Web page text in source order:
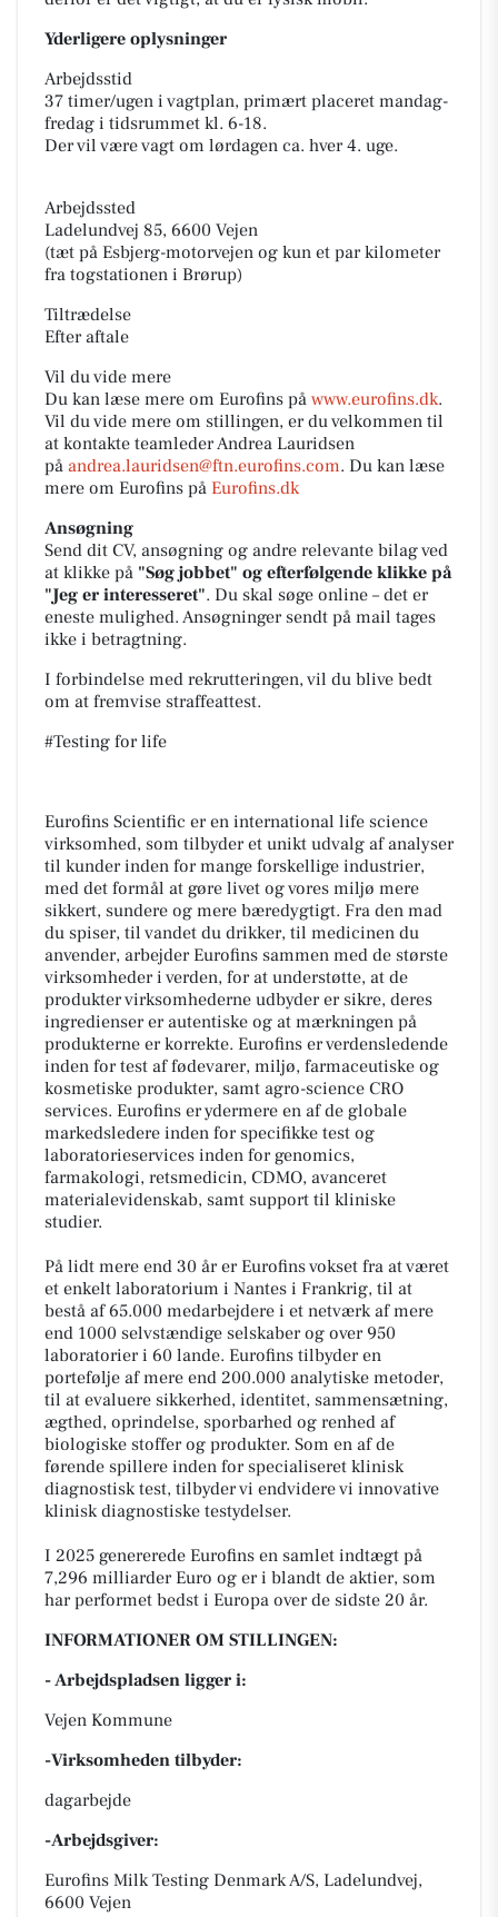
Yderligere oplysninger
Arbejdsstid
37 timer/ugen i vagtplan, primært placeret mandag-
fredag i tidsrummet kl. 6-18.
Der vil være vagt om lørdagen ca. hver 4. uge.
Arbejdssted
Ladelundvej 85, 6600 Vejen
(tæt på Esbjerg-motorvejen og kun et par kilometer
fra togstationen i Brørup)
Tiltrædelse
Efter aftale
Vil du vide mere
Du kan læse mere om Eurofins på www.eurofins.dk.
Vil du vide mere om stillingen, er du velkommen til
at kontakte teamleder Andrea Lauridsen
på andrea.lauridsen@ftn.eurofins.com. Du kan læse
mere om Eurofins på Eurofins.dk
Ansøgning
Send dit CV, ansøgning og andre relevante bilag ved
at klikke på "Søg jobbet" og efterfølgende klikke på
"Jeg er interesseret". Du skal søge online – det er
eneste mulighed. Ansøgninger sendt på mail tages
ikke i betragtning.
I forbindelse med rekrutteringen, vil du blive bedt
om at fremvise straffeattest.
#Testing for life
Eurofins Scientific er en international life science
virksomhed, som tilbyder et unikt udvalg af analyser
til kunder inden for mange forskellige industrier,
med det formål at gøre livet og vores miljø mere
sikkert, sundere og mere bæredygtigt. Fra den mad
du spiser, til vandet du drikker, til medicinen du
anvender, arbejder Eurofins sammen med de største
virksomheder i verden, for at understøtte, at de
produkter virksomhederne udbyder er sikre, deres
ingredienser er autentiske og at mærkningen på
produkterne er korrekte. Eurofins er verdensledende
inden for test af fødevarer, miljø, farmaceutiske og
kosmetiske produkter, samt agro-science CRO
services. Eurofins er ydermere en af de globale
markedsledere inden for specifikke test og
laboratorieservices inden for genomics,
farmakologi, retsmedicin, CDMO, avanceret
materialevidenskab, samt support til kliniske
studier.
På lidt mere end 30 år er Eurofins vokset fra at været
et enkelt laboratorium i Nantes i Frankrig, til at
bestå af 65.000 medarbejdere i et netværk af mere
end 1000 selvstændige selskaber og over 950
laboratorier i 60 lande. Eurofins tilbyder en
portefølje af mere end 200.000 analytiske metoder,
til at evaluere sikkerhed, identitet, sammensætning,
ægthed, oprindelse, sporbarhed og renhed af
biologiske stoffer og produkter. Som en af de
førende spillere inden for specialiseret klinisk
diagnostisk test, tilbyder vi endvidere vi innovative
klinisk diagnostiske testydelser.
I 2025 genererede Eurofins en samlet indtægt på
7,296 milliarder Euro og er i blandt de aktier, som
har performet bedst i Europa over de sidste 20 år.
INFORMATIONER OM STILLINGEN:
- Arbejdspladsen ligger i:
Vejen Kommune
-Virksomheden tilbyder:
dagarbejde
-Arbejdsgiver:
Eurofins Milk Testing Denmark A/S, Ladelundvej,
6600 Vejen